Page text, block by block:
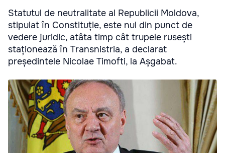
Statutul de neutralitate al Republicii Moldova,
stipulat în Constituție, este nul din punct de
vedere juridic, atâta timp cât trupele rusești
staționează în Transnistria, a declarat
președintele Nicolae Timofti, la Așgabat.